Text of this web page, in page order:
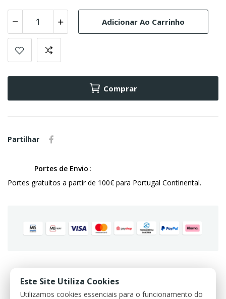
Adicionar Ao Carrinho
Comprar
Partilhar
Portes de Envio
Portes gratuitos a partir de 100€ para Portugal Continental.
DADOS DO PRODUTO
Este Site Utiliza Cookies
Utilizamos cookies essenciais para o funcionamento do